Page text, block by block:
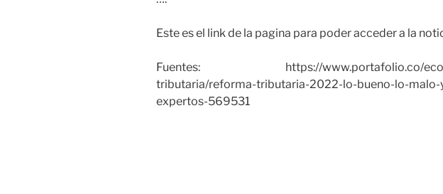
Este es el link de la pagina para poder acceder a la
Fuentes: https://www.portafolio.co/
tributaria/reforma-tributaria-2022-lo-bueno-lo-malo-
expertos-569531